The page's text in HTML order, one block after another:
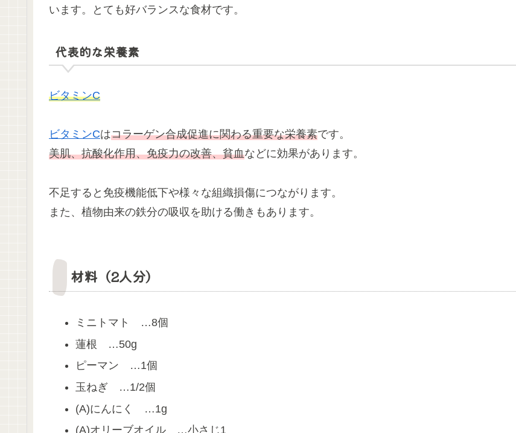
います。とても好バランスな食材です。
代表的な栄養素
ビタミンC
ビタミンCはコラーゲン合成促進に関わる重要な栄養素です。
美肌、抗酸化作用、免疫力の改善、貧血などに効果があります。
不足すると免疫機能低下や様々な組織損傷につながります。
また、植物由来の鉄分の吸収を助ける働きもあります。
材料（2人分）
ミニトマト …8個
蓮根 …50g
ピーマン …1個
玉ねぎ …1/2個
(A)にんにく …1g
(A)オリーブオイル …小さじ1